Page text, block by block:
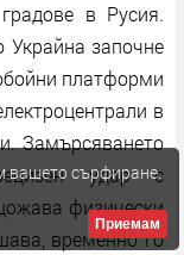
в Русия.
Украйна започне
платформи
в
Замърсяването
удар с
физически
временно го
вашето сърфиране.
Приемам